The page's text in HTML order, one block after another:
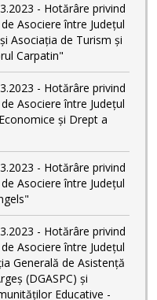
- Hotărâre privind
Asociere între Județul
Asociația de Turism și
Carpatin"
- Hotărâre privind
Asociere între Județul
și Drept a
- Hotărâre privind
Asociere între Județul
- Hotărâre privind
Asociere între Județul
Generală de Asistență
(DGASPC) și
Educative -